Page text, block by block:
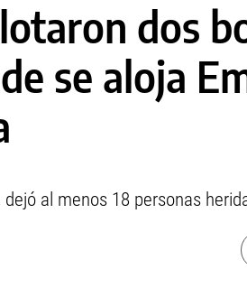
dos
se aloja
dejó al menos 18 personas